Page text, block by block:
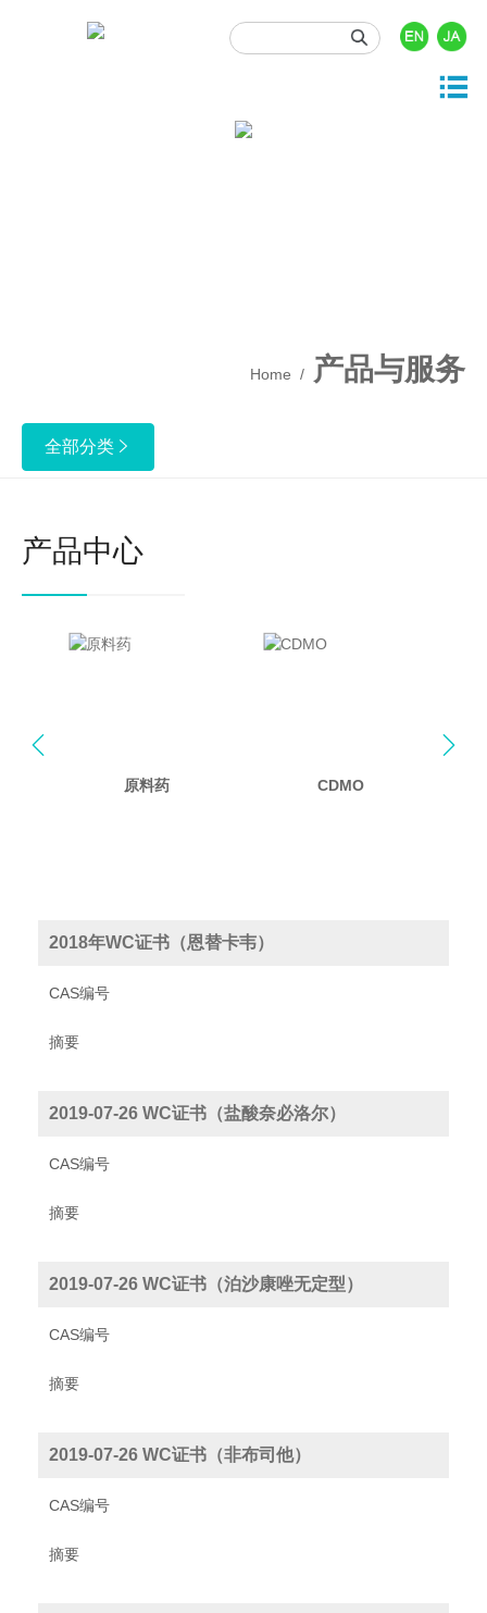

关于我们
产品与服务
新闻资讯
投资者关系
人力资源
Home / 产品与服务
全部分类 
产品中心
原料药 CDMO
 
2018年WC证书（恩替卡韦）
CAS编号
摘要
2019-07-26 WC证书（盐酸奈必洛尔）
CAS编号
摘要
2019-07-26 WC证书（泊沙康唑无定型）
CAS编号
摘要
2019-07-26 WC证书（非布司他）
CAS编号
摘要